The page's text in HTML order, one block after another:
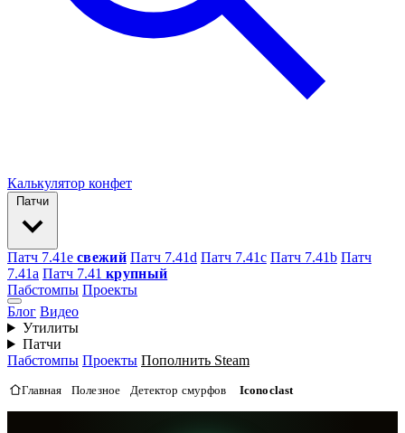
Калькулятор конфет
Патчи
Патч 7.41e свежий Патч 7.41d Патч 7.41c Патч 7.41b Патч
7.41а Патч 7.41 крупный
Пабстомпы Проекты
Блог Видео
Утилиты
Патчи
Пабстомпы Проекты Пополнить Steam
Главная Полезное Детектор смурфов Iconoclast